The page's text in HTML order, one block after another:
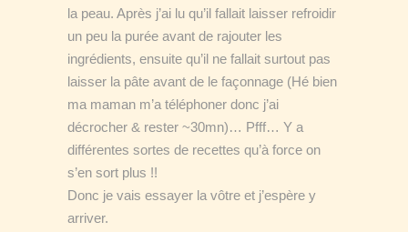
la peau. Après j’ai lu qu’il fallait laisser refroidir
un peu la purée avant de rajouter les
ingrédients, ensuite qu’il ne fallait surtout pas
laisser la pâte avant de le façonnage (Hé bien
ma maman m’a téléphoner donc j’ai
décrocher & rester ~30mn)… Pfff… Y a
différentes sortes de recettes qu’à force on
s’en sort plus !!
Donc je vais essayer la vôtre et j’espère y
arriver.